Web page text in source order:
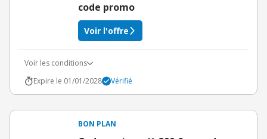
code promo
Voir l'offre
Voir les conditions
Expire le 01/01/2028
Vérifié
BON PLAN